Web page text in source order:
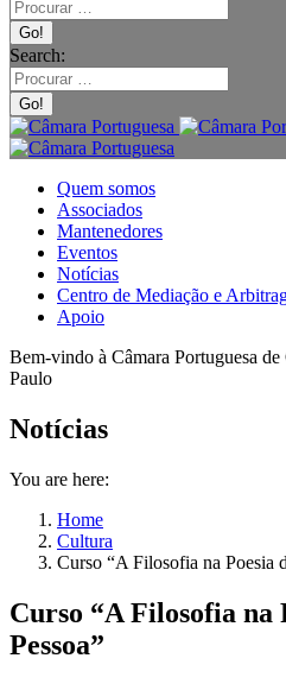
Search:
Quem somos
Associados
Mantenedores
Eventos
Notícias
Centro de Mediação e
Apoio
Bem-vindo à Câmara Portuguesa
Paulo
Notícias
You are here:
Home
Cultura
Curso “A Filosofia na Poesia
Curso “A Filosofia na
Pessoa”